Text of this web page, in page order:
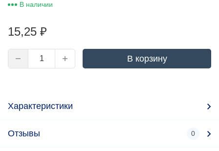
В наличии
15,25 ₽
В корзину
Характеристики
Отзывы 0